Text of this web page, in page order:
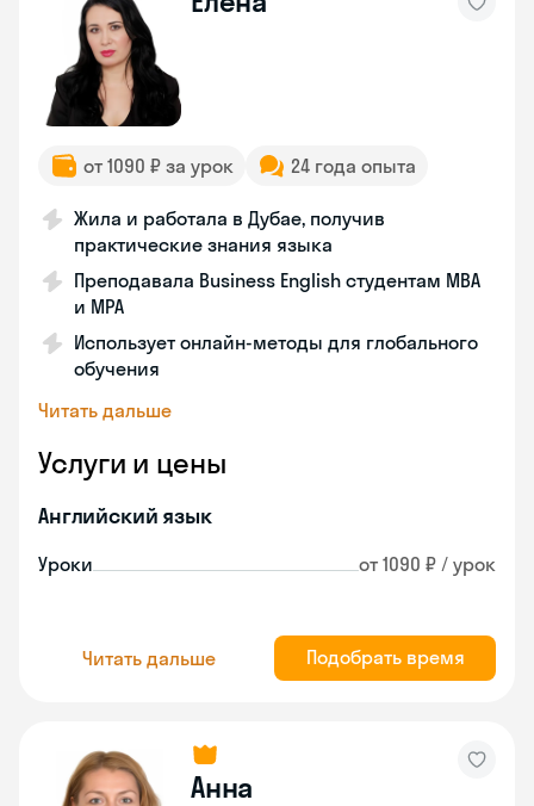
от 1090 ₽ за урок 24 года опыта
Жила и работала в Дубае, получив
практические знания языка
Преподавала Business English студентам MBA
и MPA
Использует онлайн-методы для глобального
обучения
Читать дальше
Услуги и цены
Английский язык
Уроки от 1090 ₽ / урок
Читать дальше Подобрать время
Анна